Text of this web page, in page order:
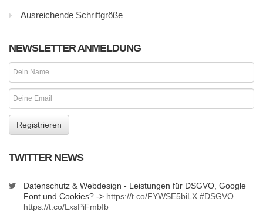
Ausreichende Schriftgröße
NEWSLETTER ANMELDUNG
TWITTER NEWS
Datenschutz & Webdesign - Leistungen für DSGVO, Google
Font und Cookies? -> https://t.co/FYWSE5biLX #DSGVO
https://t.co/LxsPiFmbIb